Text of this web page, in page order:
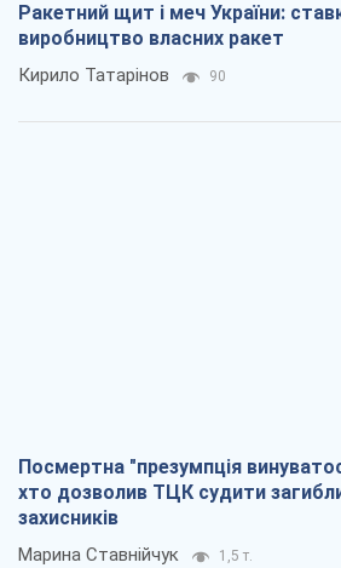
Ракетний щит і меч України:
виробництво власних ракет
Кирило Татарінов 90
Посмертна "презумпція
хто дозволив ТЦК судити
захисників
Марина Ставнійчук 1,5 т.